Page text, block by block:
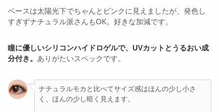
ベースは太陽光下でちゃんとピンクに見えましたが、発色し
すぎずナチュラル派さんもOK。好きな加減です。
瞳に優しいシリコンハイドロゲルで、UVカットとうるおい成
分付き。 ありがたいスペックです。
ナチュラルモカと比べてサイズ感はほんの少し小さ
く、ほんの少し暗く見えます。